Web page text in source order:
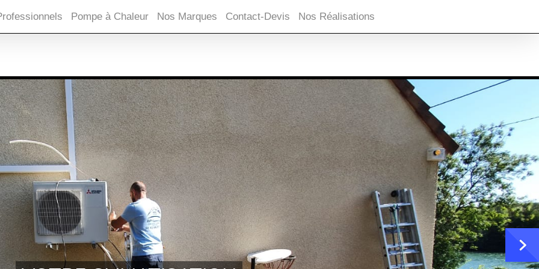
Pompe à Chaleur Nos Marques Contact-Devis Nos Réalisations